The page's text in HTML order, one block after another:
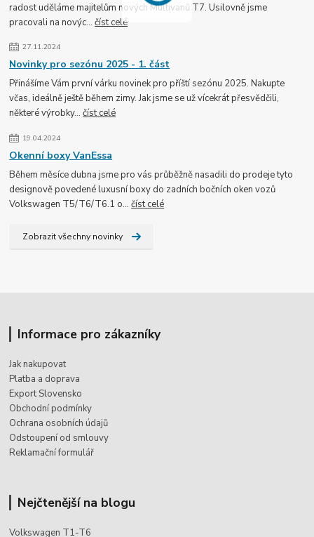
radost uděláme majitelům nových Multivanů T7. Usilovně jsme
pracovali na novýc...číst celé
27.11.2024
Novinky pro sezónu 2025 - 1. část
Přinášíme Vám první várku novinek pro příští sezónu 2025. Nakupte
včas, ideálně ještě během zimy. Jak jsme se už vícekrát přesvědčili,
některé výrobky...číst celé
19.04.2024
Okenní boxy VanEssa
Během měsíce dubna jsme pro vás průběžně nasadili do prodeje tyto
designově povedené luxusní boxy do zadních bočních oken vozů
Volkswagen T5/T6/T6.1 o...číst celé
Zobrazit všechny novinky
Informace pro zákazníky
Jak nakupovat
Platba a doprava
Export Slovensko
Obchodní podmínky
Ochrana osobních údajů
Odstoupení od smlouvy
Reklamační formulář
Nejčtenější na blogu
Volkswagen T1-T6